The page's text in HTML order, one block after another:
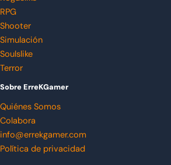
RPG
Shooter
Simulación
Soulslike
Terror
Sobre ErreKGamer
Quiénes Somos
Colabora
info@errekgamer.com
Política de privacidad